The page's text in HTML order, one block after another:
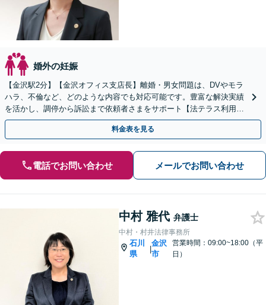
婚外の妊娠
【金沢駅2分】【金沢オフィス支店長】離婚・男女問題は、DVやモラ
ハラ、不倫など、どのような内容でも対応可能です。豊富な解決実績
を活かし、調停から訴訟まで依頼者さまをサポート【法テラス利用
可】【初回30分無料】費用もご相談ください
料金表を見る
電話でお問い合わせ メールでお問い合わせ
中村 雅代 弁護士
中村・村井法律事務所
石川
県
|
金沢
市
営業時間：09:00~18:00（平
日）